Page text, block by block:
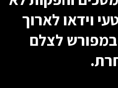
וידאו לארוך
במפורש לצלם